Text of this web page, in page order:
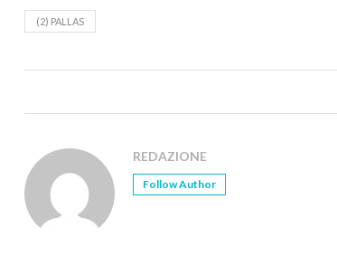
(2) PALLAS
REDAZIONE
Follow Author